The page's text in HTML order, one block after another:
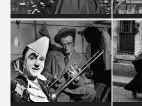
CINÉM'AZÉMA CINÉMA